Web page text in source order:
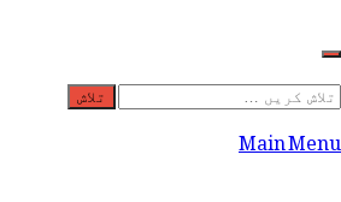
تلاش
کریں
Main Menu